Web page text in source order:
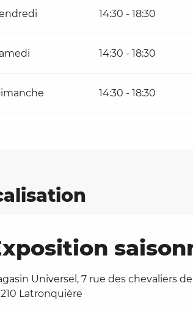
14 août 2026
14:30 - 18:30
14:30 - 18:30
14:30 - 18:30
Universel, 7 rue des chevaliers
Latronquière